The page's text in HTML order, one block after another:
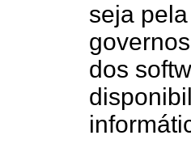
seja
dos